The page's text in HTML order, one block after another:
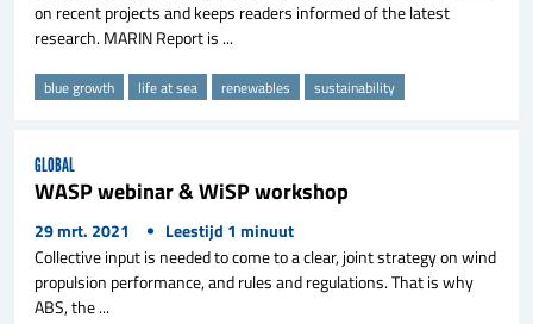
on recent projects and keeps readers informed of the latest
research. MARIN Report is ...
blue growth life at sea renewables sustainability
GLOBAL
WASP webinar & WiSP workshop
29 mrt. 2021 Leestijd 1 minuut
Collective input is needed to come to a clear, joint strategy on wind
propulsion performance, and rules and regulations. That is why
ABS, the ...